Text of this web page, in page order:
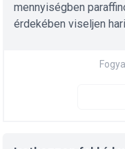
mennyiségben
érdekében viseljen